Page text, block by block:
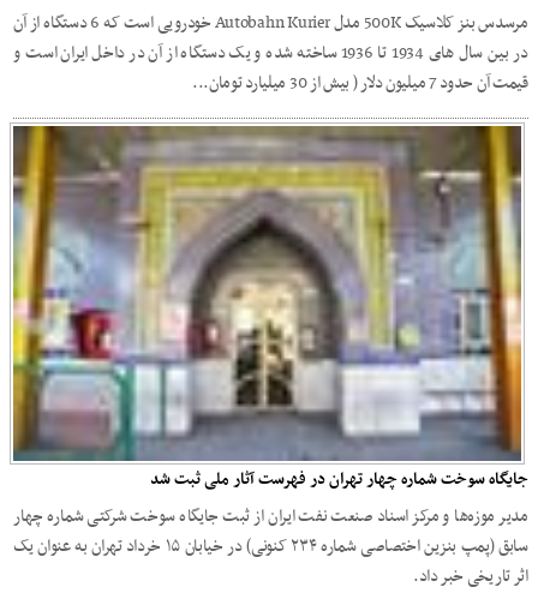
مرسدس بنز کلاسیک 500K مدل Autobahn Kurier خودرویی است که 6 دستگاه از آن
در بین سال های 1934 تا 1936 ساخته شده و یک دستگاه از آن در داخل ایران است و
قیمت آن حدود 7 میلیون دلار ( بیش از 30 میلیارد تومان...
جایگاه سوخت شماره چهار تهران در فهرست آثار ملی ثبت شد
مدیر موزه‌ها و مرکز اسناد صنعت نفت ایران از ثبت جایگاه سوخت شرکتی شماره چهار
سابق (پمپ بنزین اختصاصی شماره ۲۳۴ کنونی) در خیابان ۱۵ خرداد تهران به عنوان یک
اثر تاریخی خبر داد.